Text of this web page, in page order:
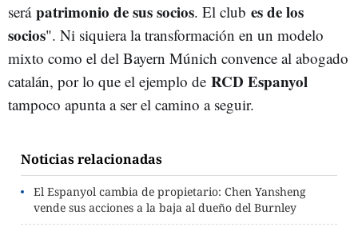
será patrimonio de sus socios. El club es de los
socios". Ni siquiera la transformación en un modelo
mixto como el del Bayern Múnich convence al abogado
catalán, por lo que el ejemplo de RCD Espanyol
tampoco apunta a ser el camino a seguir.
Noticias relacionadas
El Espanyol cambia de propietario: Chen Yansheng
vende sus acciones a la baja al dueño del Burnley